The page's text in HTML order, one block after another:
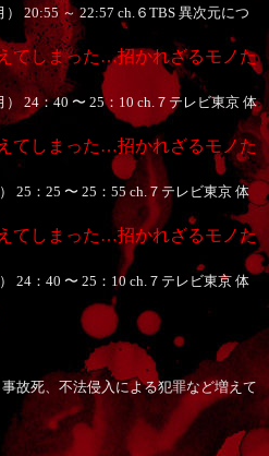
20:55 ～ 22:57 ch.６TBS 異次元につ
てしまった…招かれざるモノた
24：40 〜 25：10 ch.７テレビ東京 体
てしまった…招かれざるモノた
25：25 〜 25：55 ch.７テレビ東京 体
てしまった…招かれざるモノた
24：40 〜 25：10 ch.７テレビ東京 体
故死、不法侵入による犯罪など増えて